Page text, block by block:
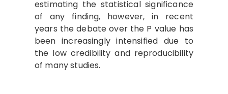
estimating the statistical significance
of any finding, however, in recent
years the debate over the P value has
been increasingly intensified due to
the low credibility and reproducibility
of many studies.